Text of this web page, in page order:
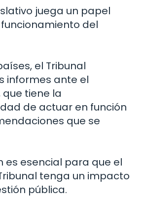
juega un papel
del
el Tribunal
informes ante el
tiene la
de actuar en función
que se
es esencial para que el
tenga un impacto
pública.